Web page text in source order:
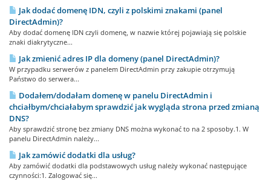
Jak dodać domenę IDN, czyli z polskimi znakami (panel
DirectAdmin)?
Aby dodać domenę IDN czyli domenę, w nazwie której pojawiają się polskie
znaki diakrytyczne...
Jak zmienić adres IP dla domeny (panel DirectAdmin)?
W przypadku serwerów z panelem DirectAdmin przy zakupie otrzymują
Państwo do serwera...
Dodałem/dodałam domenę w panelu DirectAdmin i
chciałbym/chciałabym sprawdzić jak wygląda strona przed zmianą
DNS?
Aby sprawdzić stronę bez zmiany DNS można wykonać to na 2 sposoby.1. W
panelu DirectAdmin należy...
Jak zamówić dodatki dla usług?
Aby zamówić dodatki dla podstawowych usług należy wykonać następujące
czynności:1. Zalogować się...